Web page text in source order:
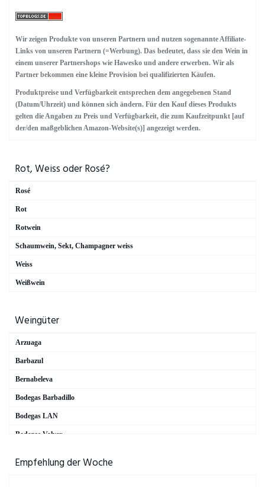
Marques de Riscal
NV
Opus
Pedro Ximinez Traube
Ramon Bilbao
Schloss Schönberg
Tarberner
Vega Sicilia
Wir zeigen Produkte von unseren Partnern und nutzen sogenannte Affiliate-
Links von unseren Partnern (=Werbung). Das bedeutet, dass sie den Wein in
einem unserer Partnershops wie Hawesko und andere erwerben. Wir als
Partner bekommen eine kleine Provision bei qualifizierten Käufen.
Produktpreise und Verfügbarkeit entsprechen dem angegebenen Stand
(Datum/Uhrzeit) und können sich ändern. Für den Kauf dieses Produkts
gelten die Angaben zu Preis und Verfügbarkeit, die zum Kaufzeitpunkt [auf
der/den maßgeblichen Amazon-Website(s)] angezeigt werden.
Rot, Weiss oder Rosé?
Rosé
Rot
Rotwein
Schaumwein, Sekt, Champagner weiss
Weiss
Weißwein
Weingüter
Arzuaga
Barbazul
Bernabeleva
Bodegas Barbadillo
Bodegas LAN
Bodegas Volver
Empfehlung der Woche